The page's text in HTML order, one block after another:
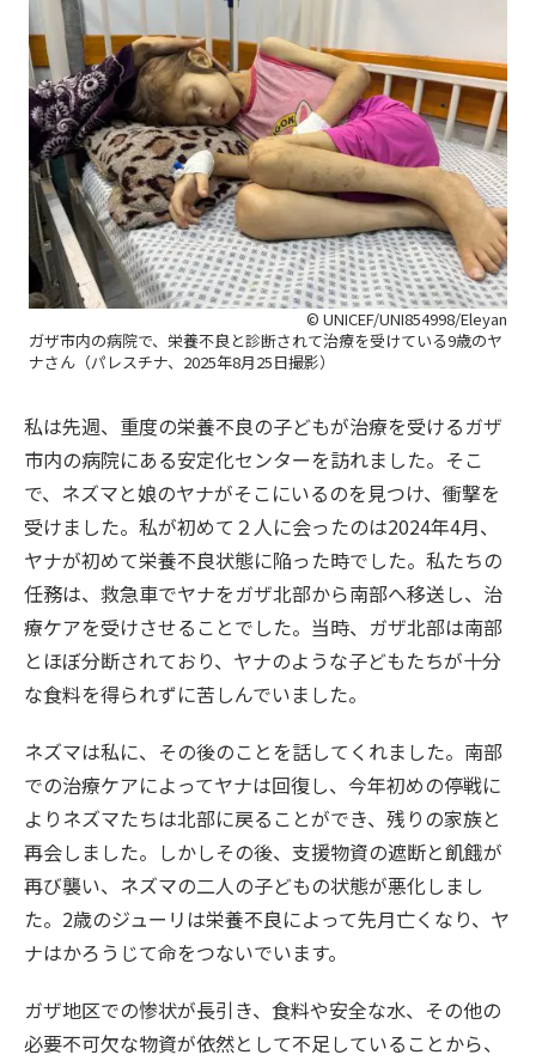
© UNICEF/UNI854998/Eleyan
ガザ市内の病院で、栄養不良と診断されて治療を受けている9歳のヤ
ナさん（パレスチナ、2025年8月25日撮影）
私は先週、重度の栄養不良の子どもが治療を受けるガザ
市内の病院にある安定化センターを訪れました。そこ
で、ネズマと娘のヤナがそこにいるのを見つけ、衝撃を
受けました。私が初めて２人に会ったのは2024年4月、
ヤナが初めて栄養不良状態に陥った時でした。私たちの
任務は、救急車でヤナをガザ北部から南部へ移送し、治
療ケアを受けさせることでした。当時、ガザ北部は南部
とほぼ分断されており、ヤナのような子どもたちが十分
な食料を得られずに苦しんでいました。
ネズマは私に、その後のことを話してくれました。南部
での治療ケアによってヤナは回復し、今年初めの停戦に
よりネズマたちは北部に戻ることができ、残りの家族と
再会しました。しかしその後、支援物資の遮断と飢餓が
再び襲い、ネズマの二人の子どもの状態が悪化しまし
た。2歳のジューリは栄養不良によって先月亡くなり、ヤ
ナはかろうじて命をつないでいます。
ガザ地区での惨状が長引き、食料や安全な水、その他の
必要不可欠な物資が依然として不足していることから、